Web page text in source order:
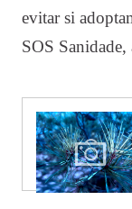
evitar si
SOS